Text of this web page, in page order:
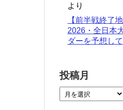
より
【前半戦終了
2026・全日本
ダーを予想し
投稿月